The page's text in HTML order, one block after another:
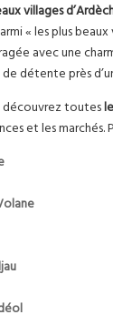
villages
« les plus
avec une
détente près
découvrez toutes
et les